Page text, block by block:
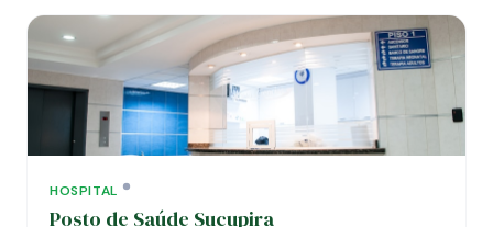
HOSPITAL
Posto de Saúde Sucupira